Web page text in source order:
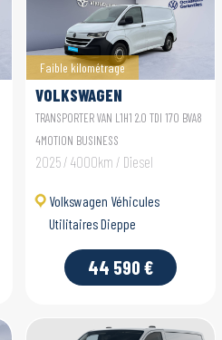
Faible kilométrage
VOLKSWAGEN
UTILITAIRES
TRANSPORTER VAN
TRANSPORTER VAN L1H1 2.0 TDI 170 BVA8
4MOTION BUSINESS
2025 / 4000km / Diesel
Volkswagen Véhicules
Utilitaires Dieppe
44 590 €